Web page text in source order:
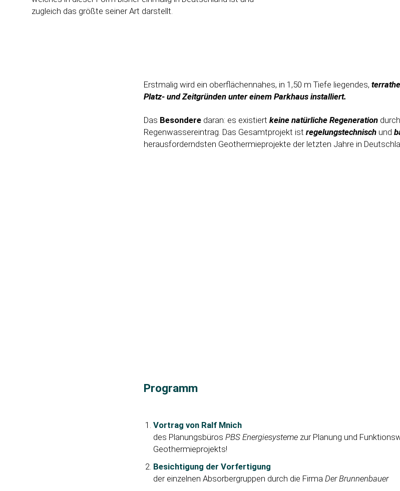
zugleich das größte seiner Art darstellt.
Erstmalig wird ein oberflächennahes, in 1,50 m Tiefe liegendes,
Platz- und Zeitgründen unter einem Parkhaus installiert.
Das Besondere daran: es existiert keine natürliche Regeneration
Regenwassereintrag. Das Gesamtprojekt ist regelungstechnisch und
herausforderndsten Geothermieprojekte der letzten Jahre in
Programm
Vortrag von Ralf Mnich
des PlanungsbürosPBS Energiesysteme zur Planung und
Geothermieprojekts!
Besichtigung der Vorfertigung
der einzelnen Absorbergruppen durch die FirmaDer Brunnenbauer